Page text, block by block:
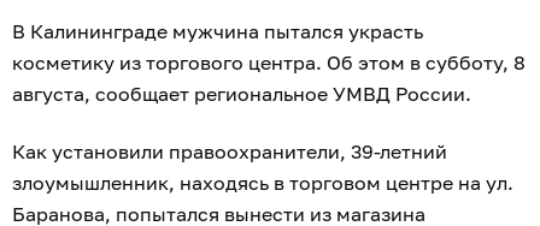
В Калининграде мужчина пытался украсть
косметику из торгового центра. Об этом в субботу, 8
августа, сообщает региональное УМВД России.
Как установили правоохранители, 39-летний
злоумышленник, находясь в торговом центре на ул.
Баранова, попытался вынести из магазина